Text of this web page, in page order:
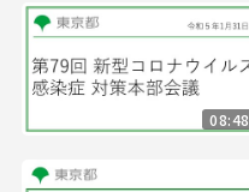
08:48